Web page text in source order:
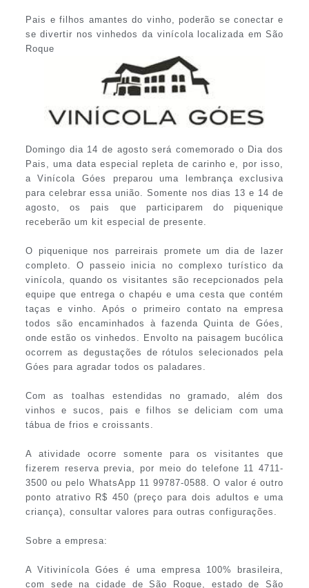
Pais e filhos amantes do vinho, poderão se conectar e
se divertir nos vinhedos da vinícola localizada em São
Roque
Domingo dia 14 de agosto será comemorado o Dia dos
Pais, uma data especial repleta de carinho e, por isso,
a Vinícola Góes preparou uma lembrança exclusiva
para celebrar essa união. Somente nos dias 13 e 14 de
agosto, os pais que participarem do piquenique
receberão um kit especial de presente.
O piquenique nos parreirais promete um dia de lazer
completo. O passeio inicia no complexo turístico da
vinícola, quando os visitantes são recepcionados pela
equipe que entrega o chapéu e uma cesta que contém
taças e vinho. Após o primeiro contato na empresa
todos são encaminhados à fazenda Quinta de Góes,
onde estão os vinhedos. Envolto na paisagem bucólica
ocorrem as degustações de rótulos selecionados pela
Góes para agradar todos os paladares.
Com as toalhas estendidas no gramado, além dos
vinhos e sucos, pais e filhos se deliciam com uma
tábua de frios e croissants.
A atividade ocorre somente para os visitantes que
fizerem reserva previa, por meio do telefone 11 4711-
3500 ou pelo WhatsApp 11 99787-0588. O valor é outro
ponto atrativo R$ 450 (preço para dois adultos e uma
criança), consultar valores para outras configurações.
Sobre a empresa:
A Vitivinícola Góes é uma empresa 100% brasileira,
com sede na cidade de São Roque, estado de São